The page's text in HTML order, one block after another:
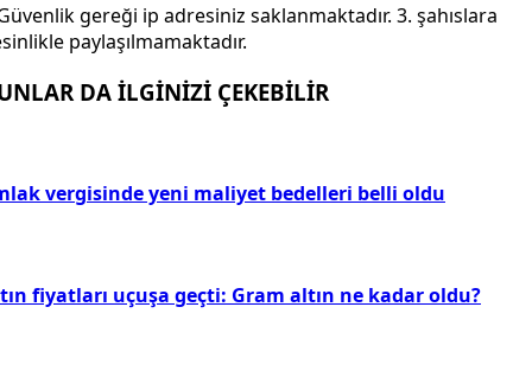
gereği ip adresiniz saklanmaktadır. 3. şahıslara
paylaşılmamaktadır.
DA İLGİNİZİ ÇEKEBİLİR
vergisinde yeni maliyet bedelleri belli oldu
fiyatları uçuşa geçti: Gram altın ne kadar oldu?